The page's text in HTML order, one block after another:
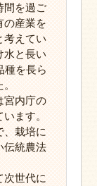
間を過ご
の産業を
考えてい
水と長い
種を長ら
宮内庁の
ます。
、栽培に
伝統農法
次世代に